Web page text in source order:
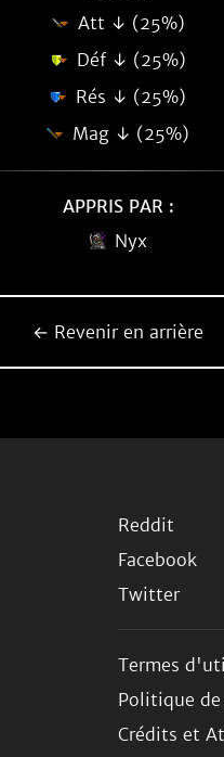
Att ↓ (25%)
Déf ↓ (25%)
Rés ↓ (25%)
Mag ↓ (25%)
APPRIS PAR :
Nyx
← Revenir en arrière
Reddit
Facebook
Twitter
Termes
Politique
Crédits et